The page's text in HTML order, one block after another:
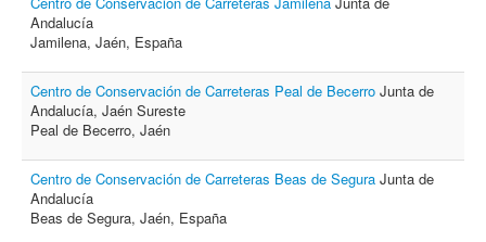
Andalucía
Jamilena, Jaén, España
Centro de Conservación de Carreteras Peal de Becerro Junta de
Andalucía, Jaén Sureste
Peal de Becerro, Jaén
Centro de Conservación de Carreteras Beas de Segura Junta de
Andalucía
Beas de Segura, Jaén, España